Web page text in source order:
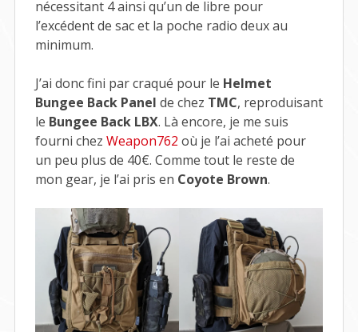
nécessitant 4 ainsi qu’un de libre pour
l’excédent de sac et la poche radio deux au
minimum.
J’ai donc fini par craqué pour le Helmet
Bungee Back Panel de chez TMC, reproduisant
le Bungee Back LBX. Là encore, je me suis
fourni chez Weapon762 où je l’ai acheté pour
un peu plus de 40€. Comme tout le reste de
mon gear, je l’ai pris en Coyote Brown.